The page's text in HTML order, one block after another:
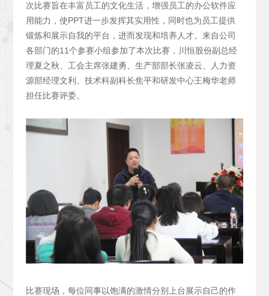
次比赛旨在丰富员工的文化生活，增强员工的办公软件应
用能力，使PPT进一步发挥其实用性，同时也为员工提供
锻炼和展示自我的平台，进而发现和培养人才。来自公司
各部门的11个参赛小组参加了本次比赛，川恒股份副总经
理夏之秋、工会主席张建勇、生产部部长张凌云、人力资
源部经理文利、技术科副科长焦平和研发中心王梅华老师
担任比赛评委。
比赛现场，每位同事以饱满的激情分别上台展示自己的作